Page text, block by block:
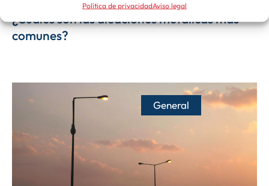
Política de privacidadAviso legal
¿Cuáles son las aleaciones metálicas más
comunes?
General